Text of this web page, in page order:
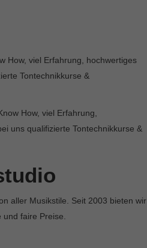
How, viel Erfahrung, hochwertiges
Tontechnikkurse &
How, viel Erfahrung,
uns qualifizierte Tontechnikkurse &
aller Musikstile. Seit 2003 bieten wir
faire Preise.